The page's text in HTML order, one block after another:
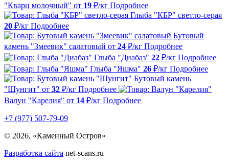
"Кварц молочный" от 19 ₽/кг Подробнее
Глыба "КБР" светло-серая
20 ₽/кг Подробнее
Бутовый
камень "Змеевик" салатовый от 24 ₽/кг Подробнее
Глыба "Диабаз" 22 ₽/кг Подробнее
Глыба "Яшма" 26 ₽/кг Подробнее
Бутовый камень
"Шунгит" от 32 ₽/кг Подробнее
Валун "Карелия" от 14 ₽/кг Подробнее
+7 (977) 507-79-09
© 2026, «Каменный Остров»
Разработка сайта net-scans.ru